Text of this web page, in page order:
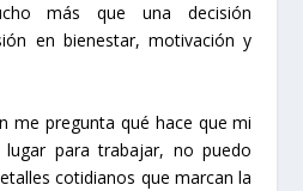
más que una decisión
en bienestar, motivación y
me pregunta qué hace que mi
para trabajar, no puedo
cotidianos que marcan la